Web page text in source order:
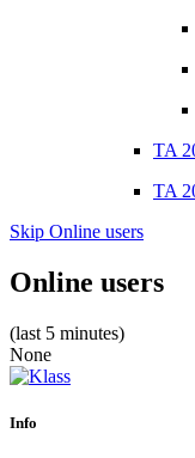
TA
TA
Skip Online users
Online users
(last 5 minutes)
None
Info